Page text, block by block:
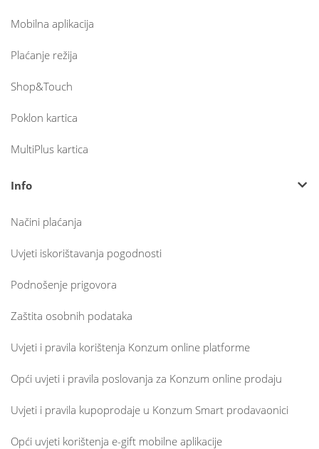
Mobilna aplikacija
Plaćanje režija
Shop&Touch
Poklon kartica
MultiPlus kartica
Info
Načini plaćanja
Uvjeti iskorištavanja pogodnosti
Podnošenje prigovora
Zaštita osobnih podataka
Uvjeti i pravila korištenja Konzum online platforme
Opći uvjeti i pravila poslovanja za Konzum online prodaju
Uvjeti i pravila kupoprodaje u Konzum Smart prodavaonici
Opći uvjeti korištenja e-gift mobilne aplikacije